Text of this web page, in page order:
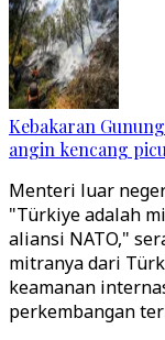
Kebakaran
angin kencang
Menteri luar
"Türkiye adalah
aliansi NATO,"
mitranya dari
keamanan
perkembangan